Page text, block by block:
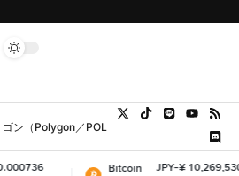
ゴン（Polygon／POL、MATIC）
Bitcoin
JPY-¥ 10,269,530.33